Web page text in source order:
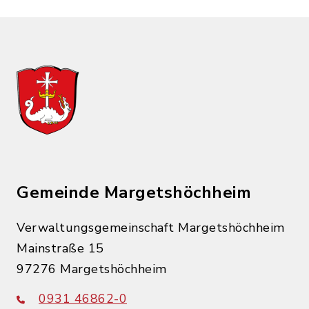
Gemeinde Margetshöchheim
Verwaltungsgemeinschaft Margetshöchheim
Mainstraße 15
97276 Margetshöchheim
0931 46862-0